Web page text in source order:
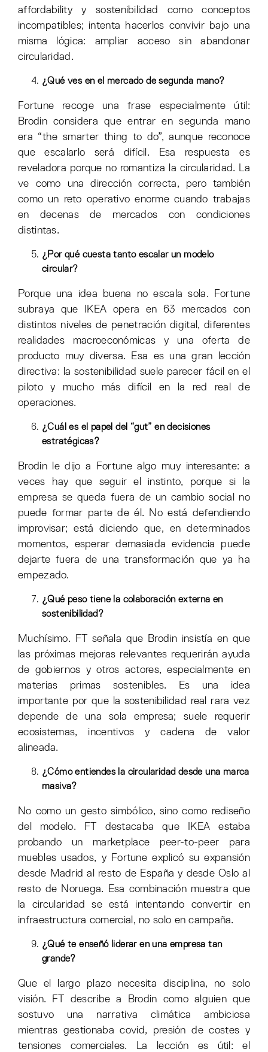
affordability y sostenibilidad como conceptos
incompatibles; intenta hacerlos convivir bajo una
misma lógica: ampliar acceso sin abandonar
circularidad.
¿Qué ves en el mercado de segunda mano?
Fortune recoge una frase especialmente útil:
Brodin considera que entrar en segunda mano
era “the smarter thing to do”, aunque reconoce
que escalarlo será difícil. Esa respuesta es
reveladora porque no romantiza la circularidad. La
ve como una dirección correcta, pero también
como un reto operativo enorme cuando trabajas
en decenas de mercados con condiciones
distintas.
¿Por qué cuesta tanto escalar un modelo
circular?
Porque una idea buena no escala sola. Fortune
subraya que IKEA opera en 63 mercados con
distintos niveles de penetración digital, diferentes
realidades macroeconómicas y una oferta de
producto muy diversa. Esa es una gran lección
directiva: la sostenibilidad suele parecer fácil en el
piloto y mucho más difícil en la red real de
operaciones.
¿Cuál es el papel del “gut” en decisiones
estratégicas?
Brodin le dijo a Fortune algo muy interesante: a
veces hay que seguir el instinto, porque si la
empresa se queda fuera de un cambio social no
puede formar parte de él. No está defendiendo
improvisar; está diciendo que, en determinados
momentos, esperar demasiada evidencia puede
dejarte fuera de una transformación que ya ha
empezado.
¿Qué peso tiene la colaboración externa en
sostenibilidad?
Muchísimo. FT señala que Brodin insistía en que
las próximas mejoras relevantes requerirán ayuda
de gobiernos y otros actores, especialmente en
materias primas sostenibles. Es una idea
importante por que la sostenibilidad real rara vez
depende de una sola empresa; suele requerir
ecosistemas, incentivos y cadena de valor
alineada.
¿Cómo entiendes la circularidad desde una marca
masiva?
No como un gesto simbólico, sino como rediseño
del modelo. FT destacaba que IKEA estaba
probando un marketplace peer-to-peer para
muebles usados, y Fortune explicó su expansión
desde Madrid al resto de España y desde Oslo al
resto de Noruega. Esa combinación muestra que
la circularidad se está intentando convertir en
infraestructura comercial, no solo en campaña.
¿Qué te enseñó liderar en una empresa tan
grande?
Que el largo plazo necesita disciplina, no solo
visión. FT describe a Brodin como alguien que
sostuvo una narrativa climática ambiciosa
mientras gestionaba covid, presión de costes y
tensiones comerciales. La lección es útil: el